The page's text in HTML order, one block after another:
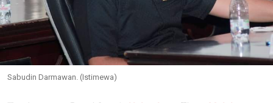
Sabudin Darmawan. (Istimewa)